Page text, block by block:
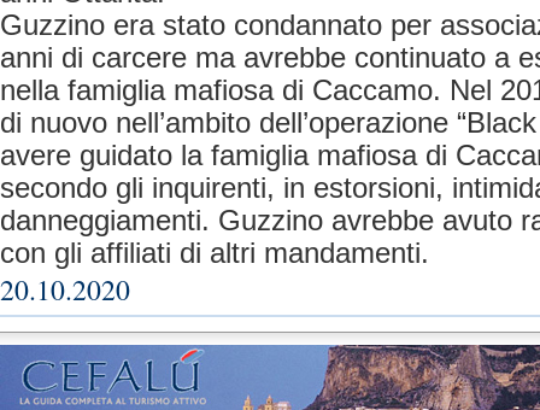
Guzzino era stato condannato per
anni di carcere ma avrebbe continuato a
nella famiglia mafiosa di Caccamo. Nel
di nuovo nell’ambito dell’operazione
avere guidato la famiglia mafiosa di
secondo gli inquirenti, in estorsioni,
danneggiamenti. Guzzino avrebbe avuto
con gli affiliati di altri mandamenti.
20.10.2020